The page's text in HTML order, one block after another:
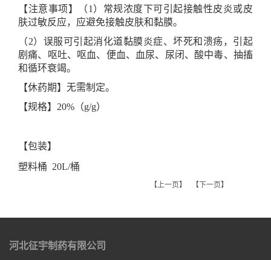
【注意事项】
（1 ）常规浓度下可引起接触性皮炎或皮
肤过敏反应，应避免接触皮肤和黏膜。
（2）误服可引起消化道黏膜炎症、坏死和溃疡，引起
剧痛、呕吐、呕血、便血、血尿、尿闭、酸中毒、抽搐
和循环衰竭。
【休药期】 无需制定。
【规格】 20%（g/g）
【包装】
塑料桶 20L/桶
【上一页】 【下一页】
河北征宇制药有限公司